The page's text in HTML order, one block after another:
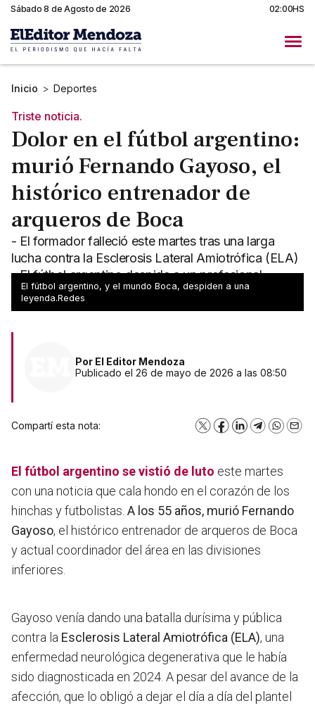
Sábado 8 de Agosto de 2026 02:00HS
Inicio > Deportes
Triste noticia.
Dolor en el fútbol argentino:
murió Fernando Gayoso, el
histórico entrenador de
arqueros de Boca
- El formador falleció este martes tras una larga
lucha contra la Esclerosis Lateral Amiotrófica (ELA)
- El fútbol argentino despide a un profesional
intachable
El fútbol argentino, y el mundo Boca, despiden a una
leyenda.Redes
Por El Editor Mendoza
Publicado el 26 de mayo de 2026 a las 08:50
Compartí esta nota: X Facebook
LinkedInTelegram
El fútbol argentino se vistió de luto este martes
con una noticia que cala hondo en el corazón de los
hinchas y futbolistas. A los 55 años, murió Fernando
Gayoso, el histórico entrenador de arqueros de Boca
y actual coordinador del área en las divisiones
inferiores.
Gayoso venía dando una batalla durísima y pública
contra la Esclerosis Lateral Amiotrófica (ELA), una
enfermedad neurológica degenerativa que le había
sido diagnosticada en 2024. A pesar del avance de la
afección, que lo obligó a dejar el día a día del plantel